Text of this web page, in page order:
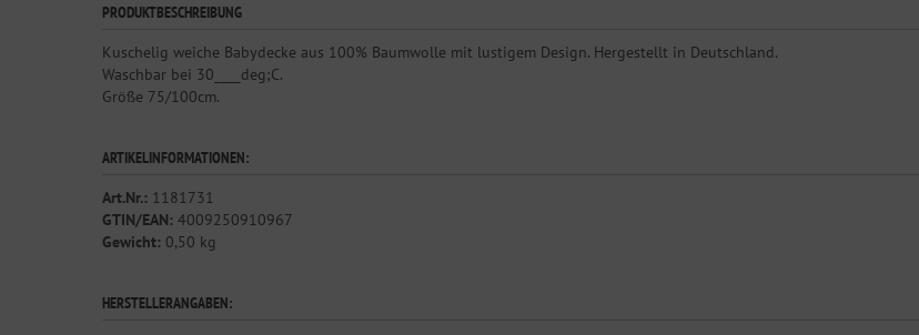
PRODUKTBESCHREIBUNG
Kuschelig weiche Babydecke aus 100% Baumwolle mit lustigem Design. Hergestellt in Deutschland.
Waschbar bei 30____deg;C.
Größe 75/100cm.
ARTIKELINFORMATIONEN:
Art.Nr.: 1181731
GTIN/EAN: 4009250910967
Gewicht: 0,50 kg
HERSTELLERANGABEN: